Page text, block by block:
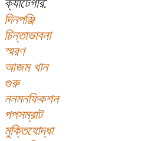
ক্যাটেগরি:
দিনপঞ্জি
চিন্তাভাবনা
স্মরণ
আজম খান
গুরু
ননমনফিকশন
পপসম্রাট
মুক্তিযোদ্ধা